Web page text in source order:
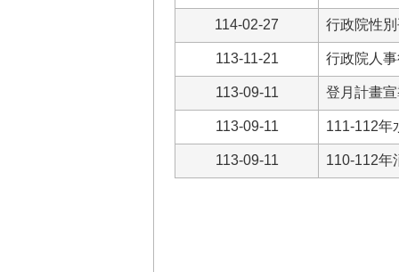
114-02-27 行政院性
113-11-21 行政院人
113-09-11 登月計畫
113-09-11 111-112年
113-09-11 110-112年